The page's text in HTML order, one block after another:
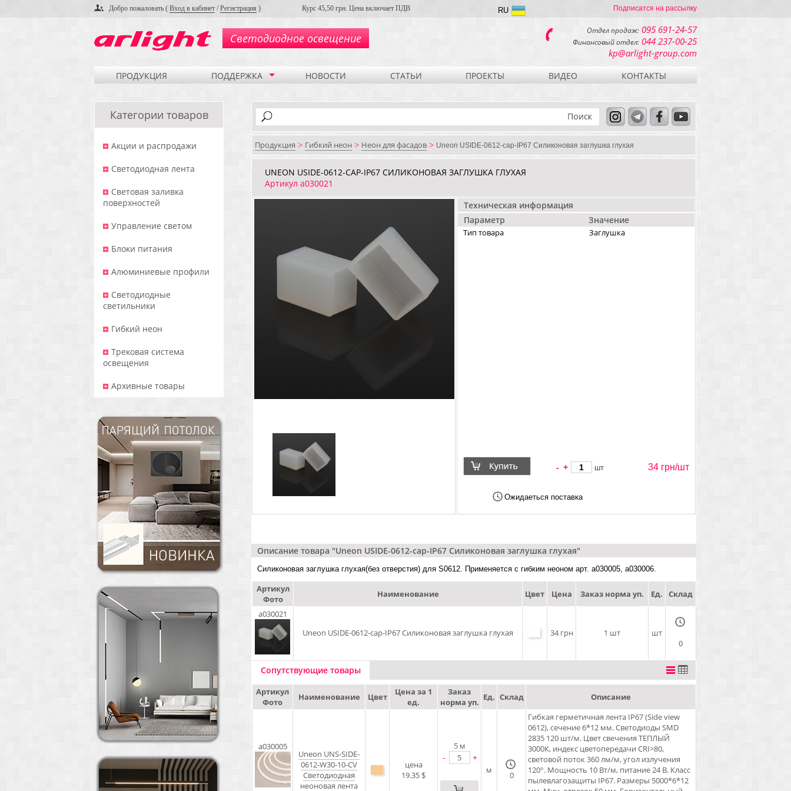
Добро пожаловать ( Вход в кабинет /Регистрация ) Курс 45,50 грн. Цена включает ПДВ Подписатся на рассылку
RU
Светодиодное освещение
Отдел продаж: 095 691-24-57
Финансовый отдел: 044 237-00-25
kp@arlight-group.com
ПРОДУКЦИЯ ПОДДЕРЖКА НОВОСТИ СТАТЬИ ПРОЕКТЫ ВИДЕО КОНТАКТЫ
Категории товаров
Акции и распродажи
Светодиодная лента
Световая заливка
поверхностей
Управление светом
Блоки питания
Алюминиевые профили
Светодиодные
светильники
Гибкий неон
Трековая система
освещения
Архивные товары
Продукция > Гибкий неон > Неон для фасадов > Uneon USIDE-0612-cap-IP67 Силиконовая заглушка глухая
UNEON USIDE-0612-CAP-IP67 СИЛИКОНОВАЯ ЗАГЛУШКА ГЛУХАЯ
Артикул a030021
Техническая информация
Параметр
Значение
Тип товара Заглушка
- + шт 34 грн/шт
Ожидаеться поставка
Описание товара "Uneon USIDE-0612-cap-IP67 Силиконовая заглушка глухая"
Силиконовая заглушка глухая(без отверстия) для S0612. Применяется с гибким неоном арт. a030005, a030006.
Артикул
Фото
Наименование Цвет Цена Заказ норма уп. Ед.
Склад
a030021
Uneon USIDE-0612-cap-IP67 Силиконовая заглушка глухая
34 грн 1 шт
шт
0
Сопутствующие товары
Артикул
Фото
Наименование Цвет
Цена за 1
ед.
Заказ
норма уп. Ед. Склад Описание
a030005
Uneon UNS-SIDE-
0612-W30-10-CV
Светодиодная
неоновая лента
цена
19.35 $
5 м
- +
м 0
Гибкая герметичная лента IP67 (Side view
0612), сечение 6*12 мм. Светодиоды SMD
2835 120 шт/м. Цвет свечения ТЕПЛЫЙ
3000К, индекс цветопередачи CRI>80,
световой поток 360 лм/м, угол излучения
120°. Мощность 10 Вт/м, питание 24 В. Класс
пылевлагозащиты IP67. Размеры 5000*6*12